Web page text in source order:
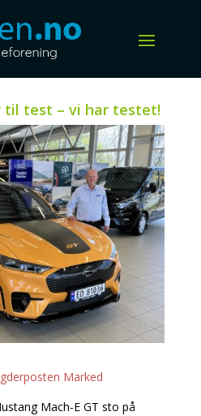
til test – vi har testet!
Marked
Mach-E GT sto på